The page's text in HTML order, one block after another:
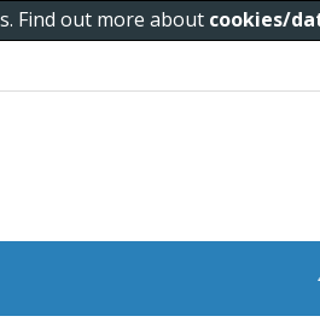
Find out more about cookies/